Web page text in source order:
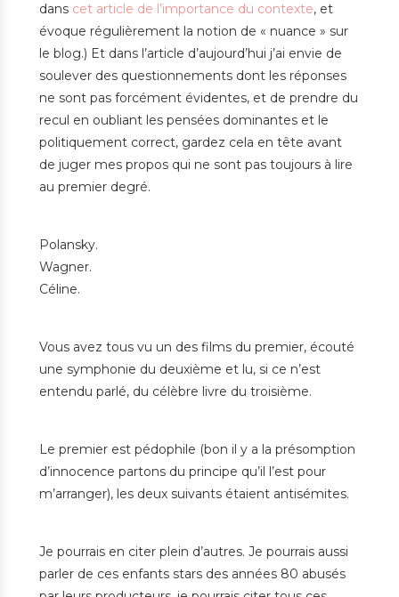
dans cet article de l’importance du contexte, et
évoque régulièrement la notion de « nuance » sur
le blog.) Et dans l’article d’aujourd’hui j’ai envie de
soulever des questionnements dont les réponses
ne sont pas forcément évidentes, et de prendre du
recul en oubliant les pensées dominantes et le
politiquement correct, gardez cela en tête avant
de juger mes propos qui ne sont pas toujours à lire
au premier degré.
Polansky.
Wagner.
Céline.
Vous avez tous vu un des films du premier, écouté
une symphonie du deuxième et lu, si ce n’est
entendu parlé, du célèbre livre du troisième.
Le premier est pédophile (bon il y a la présomption
d’innocence partons du principe qu’il l’est pour
m’arranger), les deux suivants étaient antisémites.
Je pourrais en citer plein d’autres. Je pourrais aussi
parler de ces enfants stars des années 80 abusés